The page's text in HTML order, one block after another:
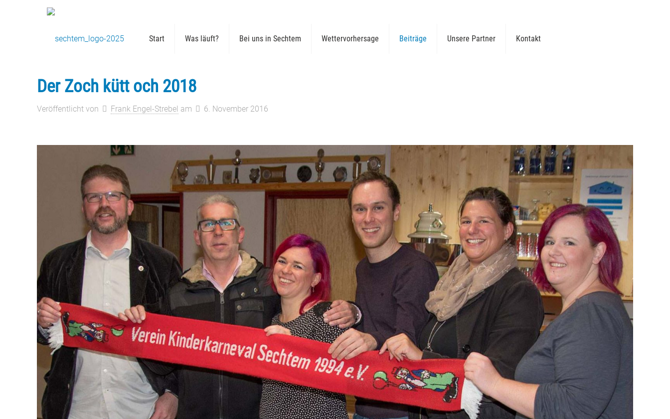
Start Was läuft? Bei uns in Sechtem Wettervorhersage Beiträge Unsere Partner Kontakt
Der Zoch kütt och 2018
Veröffentlicht von Frank Engel-Strebel am 6. November 2016